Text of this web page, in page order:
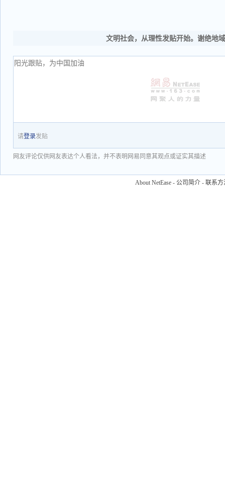
文明社会，从理性发贴开始。谢绝地
请登录发贴
网友评论仅供网友表达个人看法，并不表明网易同意其观点或证实其描述
About NetEase - 公司简介 - 联系方